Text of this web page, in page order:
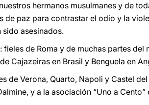
hermanos musulmanes y de
paz para contrastar el odio y la
sido asesinados.
de Roma y de muchas partes
Cajazeiras en Brasil y Benguela en
de Verona, Quarto, Napoli y Castel
y a la asociación “Uno a Cento”